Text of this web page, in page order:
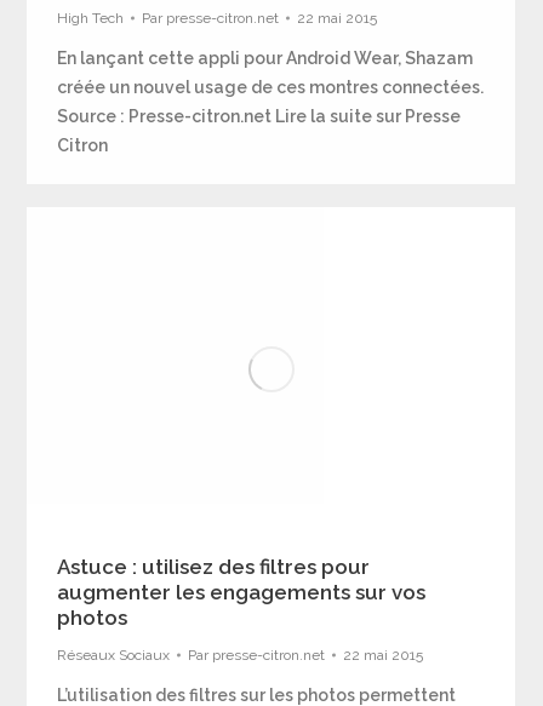
High Tech Par presse-citron.net 22 mai 2015
En lançant cette appli pour Android Wear, Shazam
créée un nouvel usage de ces montres connectées.
Source : Presse-citron.net Lire la suite sur Presse
Citron
Astuce : utilisez des filtres pour
augmenter les engagements sur vos
photos
Réseaux Sociaux Par presse-citron.net 22 mai 2015
L’utilisation des filtres sur les photos permettent